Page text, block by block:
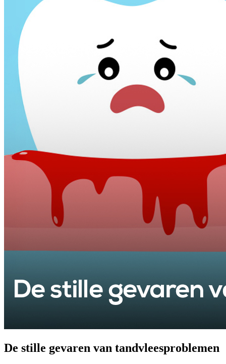
De stille gevaren van tandvleesproblemen